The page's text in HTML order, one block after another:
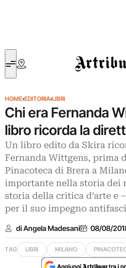
Artribune
HOME›EDITORIA›LIBRI
Chi era Fernanda
libro ricorda la
Un libro edito da Skira
Fernanda Wittgens, prima
Pinacoteca di Brera a
importante nella storia dei
storia della critica d’arte e
per il suo impegno
di Angela Madesani 08/08/
TAG LIBRI MILANO